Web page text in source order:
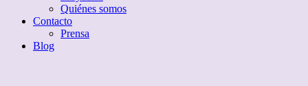
Quiénes somos
Contacto
Prensa
Blog